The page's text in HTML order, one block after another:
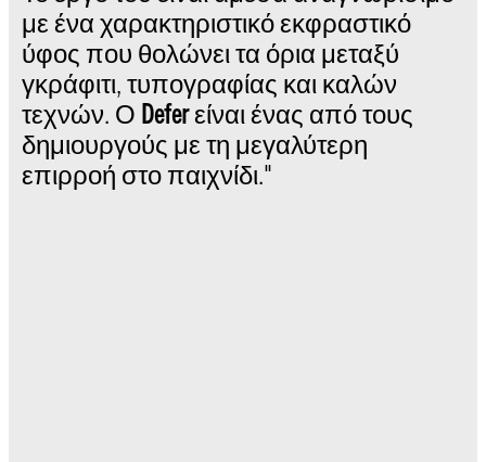
με ένα χαρακτηριστικό εκφραστικό
ύφος που θολώνει τα όρια μεταξύ
γκράφιτι, τυπογραφίας και καλών
τεχνών. Ο Deferείναι ένας από τους
δημιουργούς με τη μεγαλύτερη
επιρροή στο παιχνίδι."